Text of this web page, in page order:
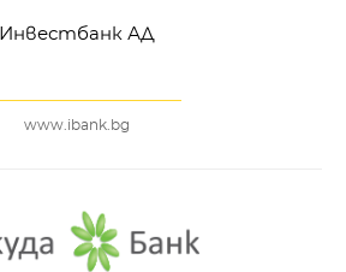
Инвестбанк АД
www.ibank.bg